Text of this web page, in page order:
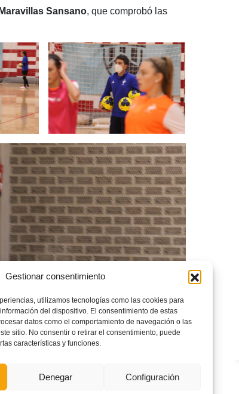
Gestionar consentimiento
utilizamos tecnologías como las cookies para
del dispositivo. El consentimiento de estas
datos como el comportamiento de navegación o las
sitio. No consentir o retirar el consentimiento, puede
características y funciones.
Denegar Configuración
Maravillas Sansano, que comprobó las